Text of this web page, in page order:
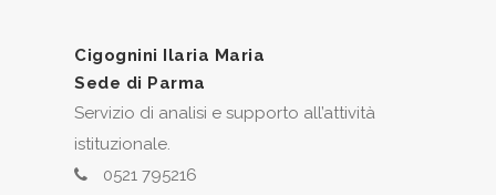
Cigognini Ilaria Maria
Sede di Parma
Servizio di analisi e supporto all’attività
istituzionale.
0521 795216